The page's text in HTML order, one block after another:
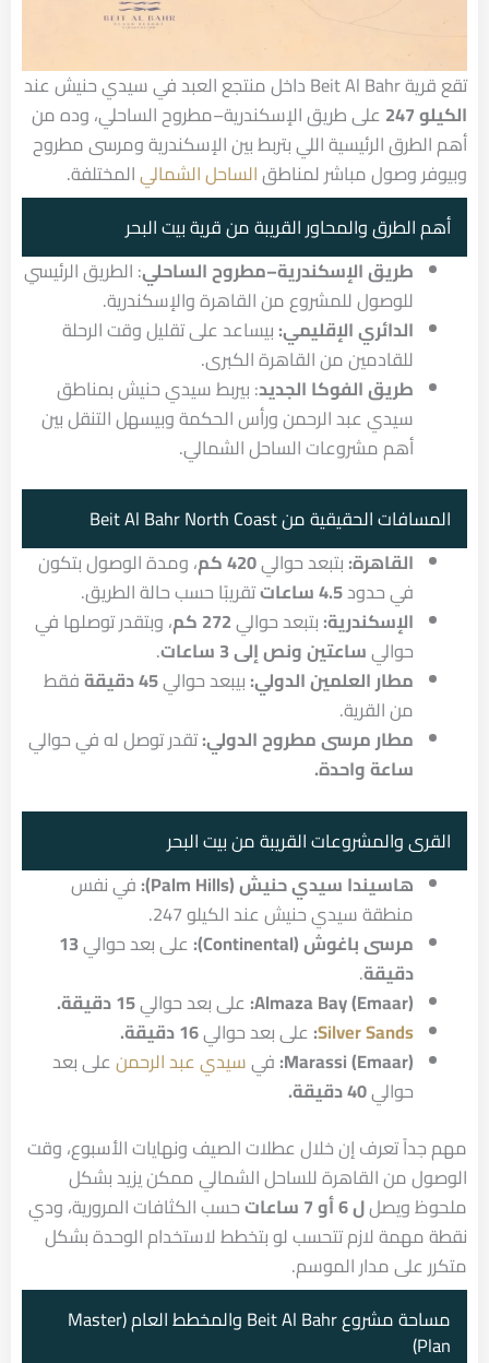
تقع قرية Beit Al Bahr داخل منتجع العبد في سيدي حنيش عند
الكيلو 247
على طريق الإسكندرية–مطروح الساحلي، وده من
أهم الطرق الرئيسية اللي بتربط بين الإسكندرية ومرسى مطروح
وبيوفر وصول مباشر لمناطقالساحل الشماليالمختلفة.
أهم الطرق والمحاور القريبة من قرية بيت البحر
طريق الإسكندرية–مطروح الساحلي: الطريق الرئيسي
للوصول للمشروع من القاهرة والإسكندرية.
الدائري الإقليمي: بيساعد على تقليل وقت الرحلة
للقادمين من القاهرة الكبرى.
طريق الفوكا الجديد: بيربط سيدي حنيش بمناطق
سيدي عبد الرحمن ورأس الحكمة وبيسهل التنقل بين
أهم مشروعات الساحل الشمالي.
المسافات الحقيقية من Beit Al Bahr North Coast
القاهرة: بتبعد حوالي420 كم
، ومدة الوصول بتكون
في حدود4.5 ساعات
تقريبًا حسب حالة الطريق.
الإسكندرية: بتبعد حوالي272 كم
، وبتقدر توصلها في
حواليساعتين ونص إلى 3 ساعات
.
مطار العلمين الدولي: بيبعد حوالي45 دقيقة
فقط
من القرية.
مطار مرسى مطروح الدولي:تقدر توصل له في حوالي
ساعة واحدة.
القرى والمشروعات القريبة من بيت البحر
هاسيندا سيدي حنيش (Palm Hills):
في نفس
منطقة سيدي حنيش عند الكيلو 247.
مرسى باغوش (Continental):
على بعد حوالي13
دقيقة.
Almaza Bay (Emaar): على بعد حوالي15 دقيقة.
Silver Sands
: على بعد حوالي16 دقيقة.
Marassi (Emaar): فيسيدي عبد الرحمنعلى بعد
حوالي40 دقيقة.
مهم جداً تعرف إن خلال عطلات الصيف ونهايات الأسبوع، وقت
الوصول من القاهرة للساحل الشمالي ممكن يزيد بشكل
ملحوظ ويصلل 6 أو 7 ساعات
حسب الكثافات المرورية، ودي
نقطة مهمة لازم تتحسب لو بتخطط لاستخدام الوحدة بشكل
متكرر على مدار الموسم.
مساحة مشروع Beit Al Bahr والمخطط العام (Master
Plan)